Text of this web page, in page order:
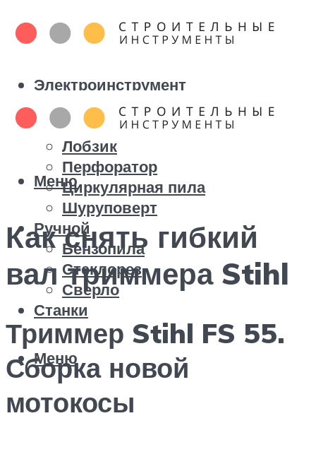
Электроинструмент
Болгарка
Дрель
Лобзик
Перфоратор
Циркулярная пила
Шуруповерт
Ручной
Бензопила
Стеклорез
Сверло
Станки
Меню
Меню
Как снять гибкий
вал триммера Stihl
Триммер Stihl FS 55.
Сборка новой
мотокосы